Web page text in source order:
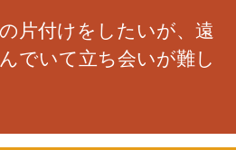
片付けをしたいが、遠
でいて立ち会いが難し